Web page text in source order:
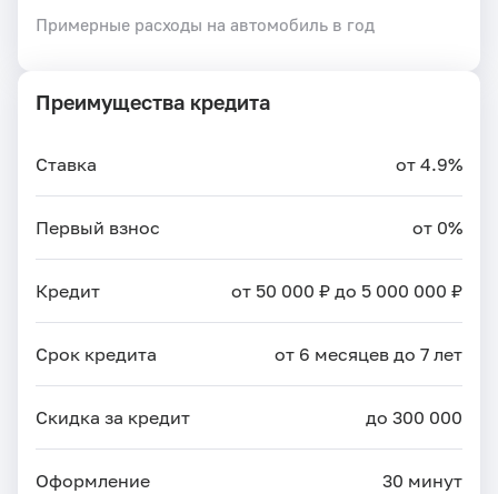
Примерные расходы на автомобиль в год
Преимущества кредита
Ставка от 4.9%
Первый взнос от 0%
Кредит от 50 000 ₽ до 5 000 000 ₽
Срок кредита от 6 месяцев до 7 лет
Скидка за кредит до 300 000
Оформление 30 минут